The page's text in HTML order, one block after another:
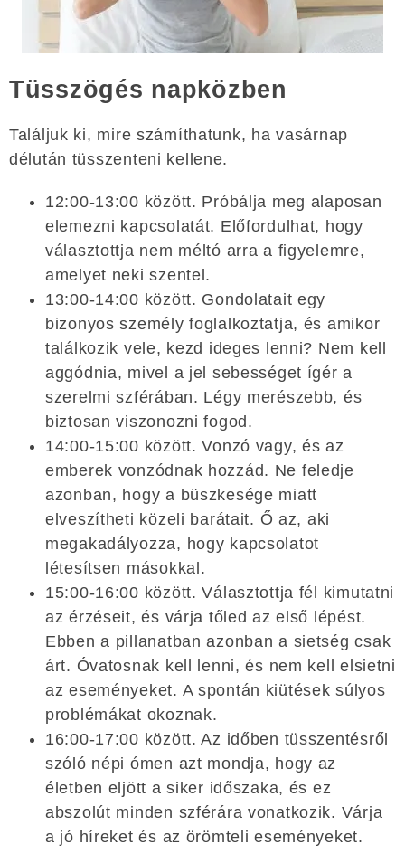
Tüsszögés napközben
Találjuk ki, mire számíthatunk, ha vasárnap
délután tüsszenteni kellene.
12:00-13:00 között. Próbálja meg alaposan
elemezni kapcsolatát. Előfordulhat, hogy
választottja nem méltó arra a figyelemre,
amelyet neki szentel.
13:00-14:00 között. Gondolatait egy
bizonyos személy foglalkoztatja, és amikor
találkozik vele, kezd ideges lenni? Nem kell
aggódnia, mivel a jel sebességet ígér a
szerelmi szférában. Légy merészebb, és
biztosan viszonozni fogod.
14:00-15:00 között. Vonzó vagy, és az
emberek vonzódnak hozzád. Ne feledje
azonban, hogy a büszkesége miatt
elveszítheti közeli barátait. Ő az, aki
megakadályozza, hogy kapcsolatot
létesítsen másokkal.
15:00-16:00 között. Választottja fél kimutatni
az érzéseit, és várja tőled az első lépést.
Ebben a pillanatban azonban a sietség csak
árt. Óvatosnak kell lenni, és nem kell elsietni
az eseményeket. A spontán kiütések súlyos
problémákat okoznak.
16:00-17:00 között. Az időben tüsszentésről
szóló népi ómen azt mondja, hogy az
életben eljött a siker időszaka, és ez
abszolút minden szférára vonatkozik. Várja
a jó híreket és az örömteli eseményeket.